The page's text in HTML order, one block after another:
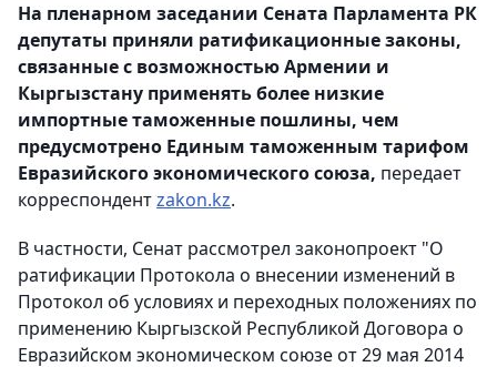
На пленарном заседании Сената Парламента РК
депутаты приняли ратификационные законы,
связанные с возможностью Армении и
Кыргызстану применять более низкие
импортные таможенные пошлины, чем
предусмотрено Единым таможенным тарифом
Евразийского экономического союза, передает
корреспондентzakon.kz.
В частности, Сенат рассмотрел законопроект "О
ратификации Протокола о внесении изменений в
Протокол об условиях и переходных положениях по
применению Кыргызской Республикой Договора о
Евразийском экономическом союзе от 29 мая 2014